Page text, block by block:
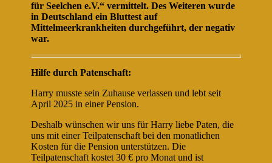
für Seelchen e.V.“ vermittelt. Des Weiteren wurde
in Deutschland ein Bluttest auf
Mittelmeerkrankheiten durchgeführt, der negativ
war.
Hilfe durch Patenschaft:
Harry musste sein Zuhause verlassen und lebt seit
April 2025 in einer Pension.
Deshalb wünschen wir uns für Harry liebe Paten, die
uns mit einer Teilpatenschaft bei den monatlichen
Kosten für die Pension unterstützen. Die
Teilpatenschaft kostet 30 € pro Monat und ist